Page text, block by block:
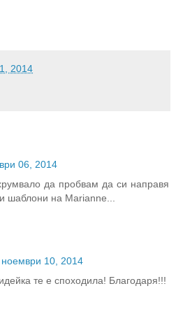
2014
06, 2014
да пробвам да си направя
шаблони на Marianne...
10, 2014
те е споходила! Благодаря!!!